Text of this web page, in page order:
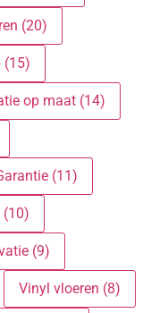
(20)
(15)
op maat (14)
(11)
(10)
(9)
Vinyl vloeren (8)